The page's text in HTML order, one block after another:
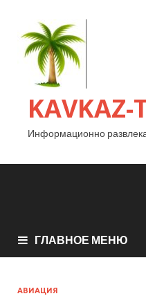
KAVKAZ-
Информационно
ГЛАВНОЕ МЕНЮ
АВИАЦИЯ